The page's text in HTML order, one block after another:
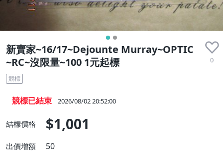
新賣家~16/17~Dejounte Murray~OPTIC
~RC~沒限量~100 1元起標
0
競標
競標已結束 2026/08/02 20:52:00
結標價格 $1,001
出價增額 50